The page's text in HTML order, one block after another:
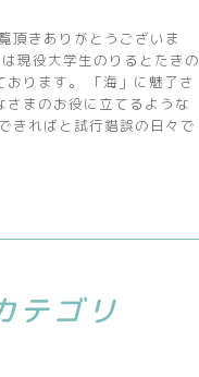
頂きありがとうございま
現役大学生のりるとたきの
おります。 「海」に魅了さ
さまのお役に立てるような
きればと試行錯誤の日々で
テゴリ